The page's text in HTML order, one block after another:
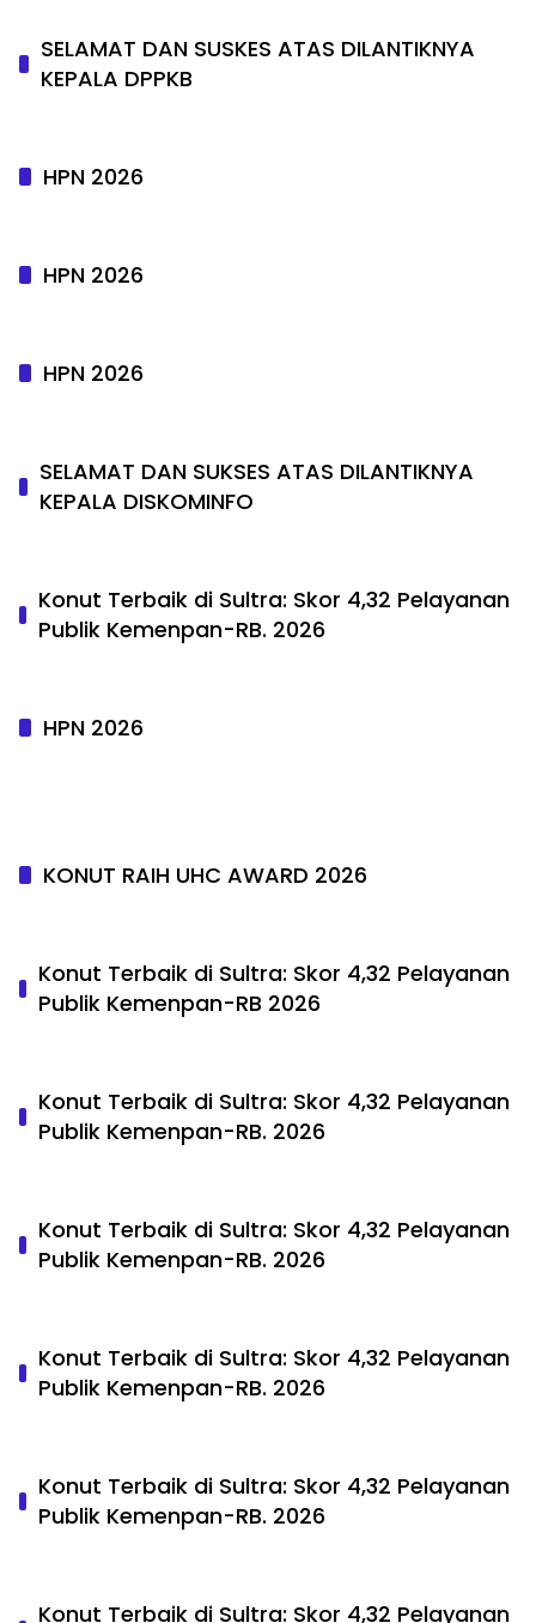
SELAMAT DAN SUSKES ATAS DILANTIKNYA
KEPALA DPPKB
HPN 2026
HPN 2026
HPN 2026
SELAMAT DAN SUKSES ATAS DILANTIKNYA
KEPALA DISKOMINFO
Konut Terbaik di Sultra: Skor 4,32 Pelayanan
Publik Kemenpan-RB. 2026
HPN 2026
KONUT RAIH UHC AWARD 2026
Konut Terbaik di Sultra: Skor 4,32 Pelayanan
Publik Kemenpan-RB 2026
Konut Terbaik di Sultra: Skor 4,32 Pelayanan
Publik Kemenpan-RB. 2026
Konut Terbaik di Sultra: Skor 4,32 Pelayanan
Publik Kemenpan-RB. 2026
Konut Terbaik di Sultra: Skor 4,32 Pelayanan
Publik Kemenpan-RB. 2026
Konut Terbaik di Sultra: Skor 4,32 Pelayanan
Publik Kemenpan-RB. 2026
Konut Terbaik di Sultra: Skor 4,32 Pelayanan